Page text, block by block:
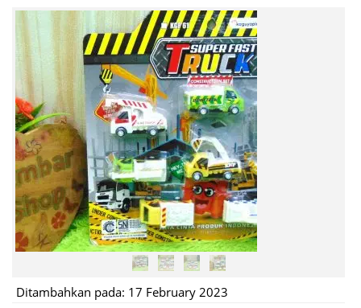
Ditambahkan pada: 17 February 2023